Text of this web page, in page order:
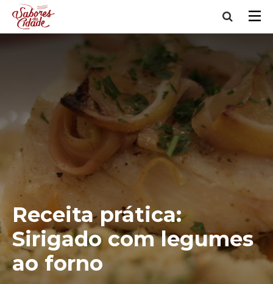
Receita prática:
Sirigado com legumes
ao forno